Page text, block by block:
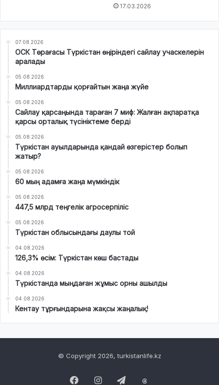
17.03.2026
07.08.2026
ОСК Төрағасы Түркістан өңіріндегі сайлау учаскелерін
аралады
05.08.2026
Миллиардтарды қорғайтын жаңа жүйе
05.08.2026
Сайлау қарсаңында тараған 7 миф: Жалған ақпаратқа
қарсы орталық түсініктеме берді
05.08.2026
Түркістан ауылдарында қандай өзгерістер болып
жатыр?
05.08.2026
60 мың адамға жаңа мүмкіндік
05.08.2026
447,5 млрд теңгелік агросерпіліс
05.08.2026
Түркістан облысындағы даулы той
04.08.2026
126,3% өсім: Түркістан көш бастады
04.08.2026
Түркістанда мыңдаған жұмыс орны ашылды
04.08.2026
Кентау тұрғындарына жақсы жаңалық!
© Copyright 2026, turkistanlife.kz
FacebookInstagramTelegram